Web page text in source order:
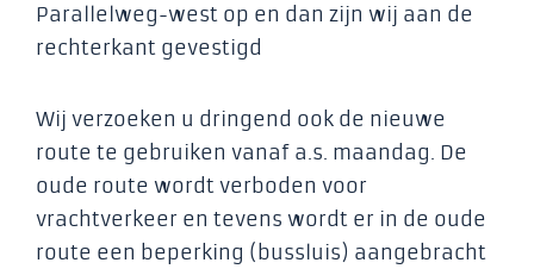
Parallelweg-west op en dan zijn wij aan de
rechterkant gevestigd
Wij verzoeken u dringend ook de nieuwe
route te gebruiken vanaf a.s. maandag. De
oude route wordt verboden voor
vrachtverkeer en tevens wordt er in de oude
route een beperking (bussluis) aangebracht